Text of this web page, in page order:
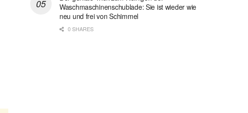
Waschmaschinenschublade: Sie ist wieder wie
neu und frei von Schimmel
0 SHARES